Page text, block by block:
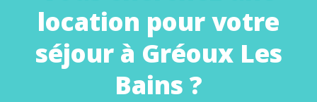
location pour votre
séjour à Gréoux Les
Bains ?